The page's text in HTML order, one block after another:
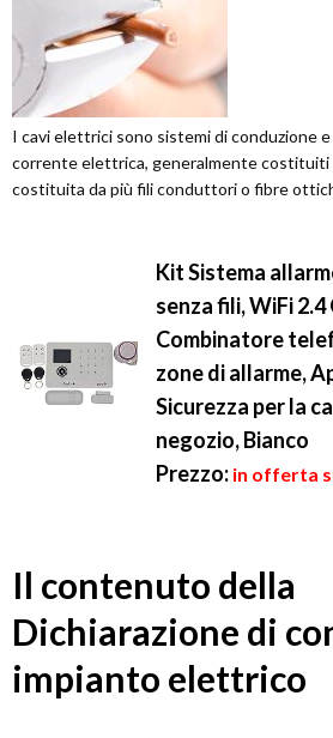
I cavi elettrici sono sistemi di conduzione
corrente elettrica, generalmente costituiti
costituita da più fili conduttori o fibre
Kit Sistema
senza fili, WiFi 2.4
Combinatore
zone di allarme,
Sicurezza per la
negozio, Bianco
Prezzo: in offerta
Il contenuto della
Dichiarazione di
impianto elettrico